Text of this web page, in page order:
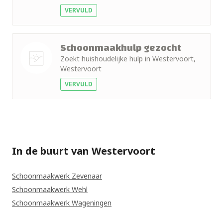
VERVULD
Schoonmaakhulp gezocht
Zoekt huishoudelijke hulp in Westervoort,
Westervoort
VERVULD
In de buurt van Westervoort
Schoonmaakwerk Zevenaar
Schoonmaakwerk Wehl
Schoonmaakwerk Wageningen